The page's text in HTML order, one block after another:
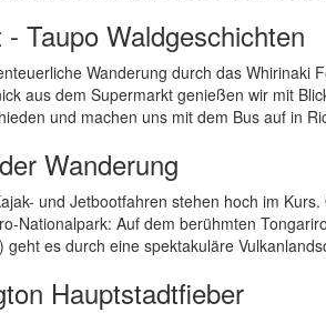
Taupo Waldgeschichten
Wanderung durch das Whirinaki
aus dem Supermarkt genießen wir mit
und machen uns mit dem Bus auf in
Wanderung
und Jetbootfahren stehen hoch im
Nationalpark: Auf dem berühmten
es durch eine spektakuläre
Hauptstadtfieber